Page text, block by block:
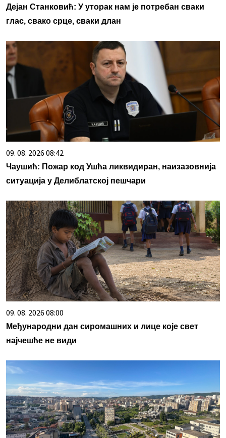
Дејан Станковић: У уторак нам је потребан сваки
глас, свако срце, сваки длан
09. 08. 2026 08:42
Чаушић: Пожар код Ушћа ликвидиран, наизазовнија
ситуација у Делиблатској пешчари
09. 08. 2026 08:00
Међународни дан сиромашних и лице које свет
најчешће не види